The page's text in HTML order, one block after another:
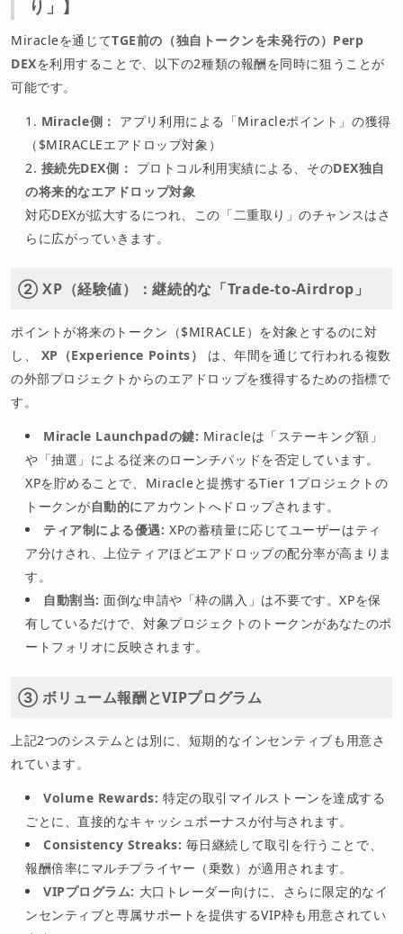
り」】
Miracleを通じてTGE前の（独自トークンを未発行の）Perp
DEXを利用することで、以下の2種類の報酬を同時に狙うことが
可能です。
Miracle側： アプリ利用による「Miracleポイント」の獲得
（$MIRACLEエアドロップ対象）
接続先DEX側： プロトコル利用実績による、そのDEX独自
の将来的なエアドロップ対象
対応DEXが拡大するにつれ、この「二重取り」のチャンスはさ
らに広がっていきます。
② XP（経験値）：継続的な「Trade-to-Airdrop」
ポイントが将来のトークン（$MIRACLE）を対象とするのに対
し、 XP（Experience Points）
は、年間を通じて行われる複数
の外部プロジェクトからのエアドロップを獲得するための指標で
す。
Miracle Launchpadの鍵: Miracleは「ステーキング額」
や「抽選」による従来のローンチパッドを否定しています。
XPを貯めることで、Miracleと提携するTier 1プロジェクトの
トークンが自動的にアカウントへドロップされます。
ティア制による優遇: XPの蓄積量に応じてユーザーはティ
ア分けされ、上位ティアほどエアドロップの配分率が高まりま
す。
自動割当: 面倒な申請や「枠の購入」は不要です。XPを保
有しているだけで、対象プロジェクトのトークンがあなたのポ
ートフォリオに反映されます。
③ ボリューム報酬とVIPプログラム
上記2つのシステムとは別に、短期的なインセンティブも用意さ
れています。
Volume Rewards: 特定の取引マイルストーンを達成する
ごとに、直接的なキャッシュボーナスが付与されます。
Consistency Streaks: 毎日継続して取引を行うことで、
報酬倍率にマルチプライヤー（乗数）が適用されます。
VIPプログラム: 大口トレーダー向けに、さらに限定的なイ
ンセンティブと専属サポートを提供するVIP枠も用意されてい